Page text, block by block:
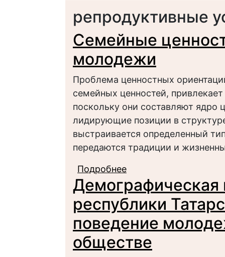
репродуктивные
Семейные
молодежи
Проблема ценностных
семейных ценностей,
поскольку они составляют
лидирующие позиции в
выстраивается определенный
передаются традиции и
Подробнее
Демографическая
республики
поведение
обществе